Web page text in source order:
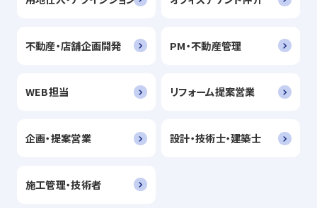
不動産・店舗企画開発 PM・不動産管理
WEB担当 リフォーム提案営業
企画・提案営業 設計・技術士・建築士
施工管理・技術者